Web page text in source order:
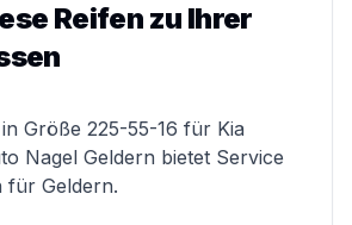
Reifen zu Ihrer
Größe 225-55-16 für Kia
Nagel Geldern bietet Service
für Geldern.